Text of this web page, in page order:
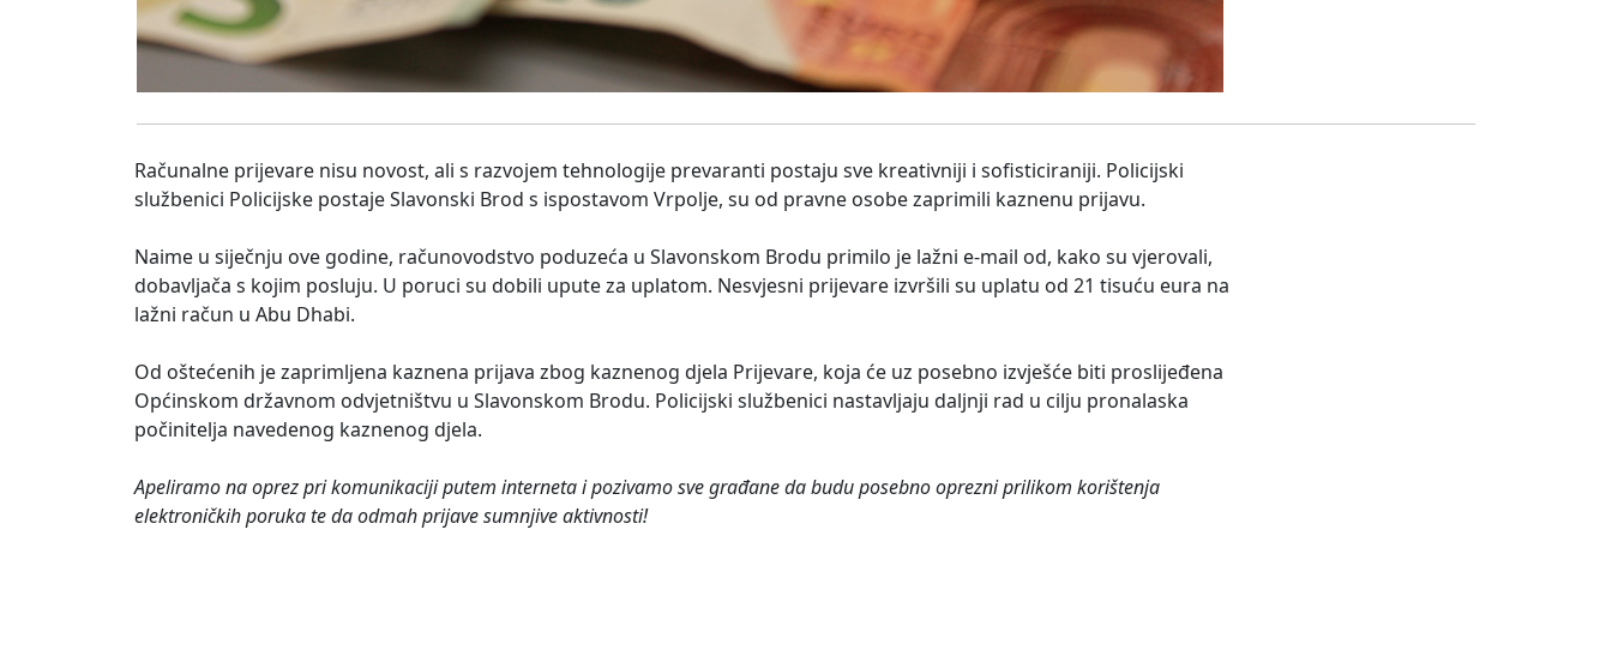
Računalne prijevare nisu novost, ali s razvojem tehnologije prevaranti postaju sve kreativniji i sofisticiraniji. Policijski
službenici Policijske postaje Slavonski Brod s ispostavom Vrpolje, su od pravne osobe zaprimili kaznenu prijavu.
Naime u siječnju ove godine, računovodstvo poduzeća u Slavonskom Brodu primilo je lažni e-mail od, kako su vjerovali,
dobavljača s kojim posluju. U poruci su dobili upute za uplatom. Nesvjesni prijevare izvršili su uplatu od 21 tisuću eura na
lažni račun u Abu Dhabi.
Od oštećenih je zaprimljena kaznena prijava zbog kaznenog djela Prijevare, koja će uz posebno izvješće biti proslijeđena
Općinskom državnom odvjetništvu u Slavonskom Brodu. Policijski službenici nastavljaju daljnji rad u cilju pronalaska
počinitelja navedenog kaznenog djela.
Apeliramo na oprez pri komunikaciji putem interneta i pozivamo sve građane da budu posebno oprezni prilikom korištenja
elektroničkih poruka te da odmah prijave sumnjive aktivnosti!